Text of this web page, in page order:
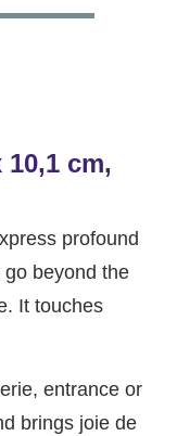
cm,
profound
beyond the
It touches
entrance or
brings joie de